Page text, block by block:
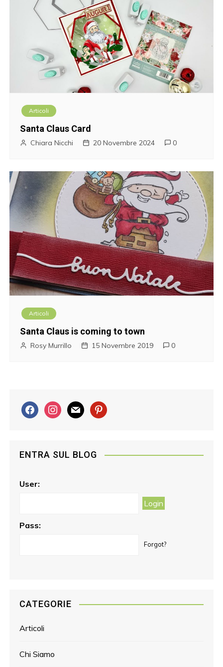
Articoli
Santa Claus Card
Chiara Nicchi 20 Novembre 2024 0
Articoli
Santa Claus is coming to town
Rosy Murrillo 15 Novembre 2019 0
f
a
b
o
i
n
a
m
a
p
e
ENTRA SUL BLOG
User:
Pass:
Forgot?
CATEGORIE
Articoli
Chi Siamo